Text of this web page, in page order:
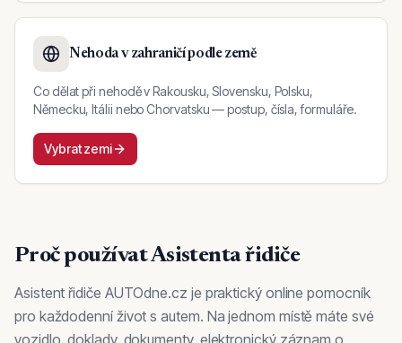
Nehoda v zahraničí podle země
Co dělat při nehodě v Rakousku, Slovensku, Polsku,
Německu, Itálii nebo Chorvatsku — postup, čísla, formuláře.
Vybrat zemi
Proč používat Asistenta řidiče
Asistent řidiče AUTOdne.cz je praktický online pomocník
pro každodenní život s autem. Na jednom místě máte své
vozidlo, doklady, dokumenty, elektronický záznam o